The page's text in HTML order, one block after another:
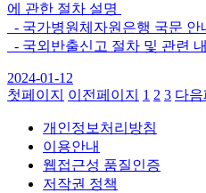
에 관한 절차 설명
- 국가병원체자원은행 국문
- 국외반출신고 절차 및 관련
2024-01-12
첫페이지
이전페이지 1 2 3 다음
개인정보처리방침
이용안내
웹접근성 품질인증
저작권 정책